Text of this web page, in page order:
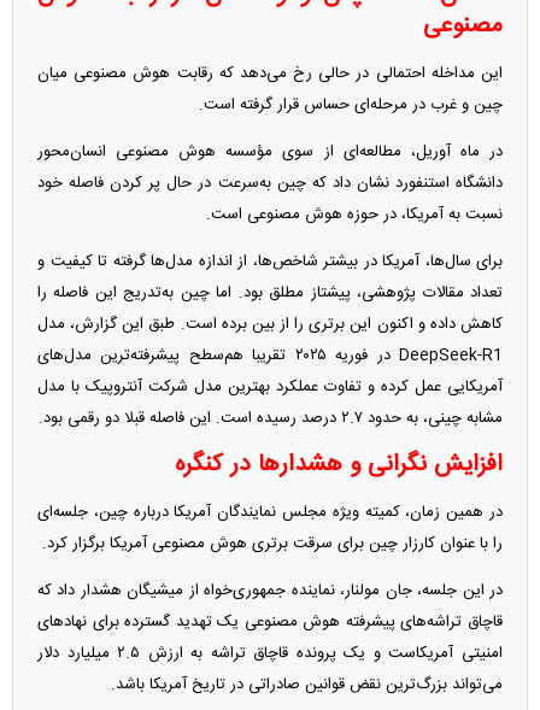
مصنوعی
این مداخله احتمالی در حالی رخ می‌دهد که رقابت هوش مصنوعی میان
چین و غرب در مرحله‌ای حساس قرار گرفته است.
در ماه آوریل، مطالعه‌ای از سوی مؤسسه هوش مصنوعی انسان‌محور
دانشگاه استنفورد نشان داد که چین به‌سرعت در حال پر کردن فاصله خود
نسبت به آمریکا، در حوزه هوش مصنوعی است.
برای سال‌ها، آمریکا در بیشتر شاخص‌ها، از اندازه مدل‌ها گرفته تا کیفیت و
تعداد مقالات پژوهشی، پیشتاز مطلق بود. اما چین به‌تدریج این فاصله را
کاهش داده و اکنون این برتری را از بین برده است. طبق این گزارش، مدل
DeepSeek-R1 در فوریه ۲۰۲۵ تقریبا هم‌سطح پیشرفته‌ترین مدل‌های
آمریکایی عمل کرده و تفاوت عملکرد بهترین مدل شرکت آنتروپیک با مدل
مشابه چینی، به حدود ۲.۷ درصد رسیده است. این فاصله قبلا دو رقمی بود.
افزایش نگرانی و هشدارها در کنگره
در همین زمان، کمیته ویژه مجلس نمایندگان آمریکا درباره چین، جلسه‌ای
را با عنوان کارزار چین برای سرقت برتری هوش مصنوعی آمریکا برگزار کرد.
در این جلسه، جان مولنار، نماینده جمهوری‌خواه از میشیگان هشدار داد که
قاچاق تراشه‌های پیشرفته هوش مصنوعی یک تهدید گسترده برای نهادهای
امنیتی آمریکاست و یک پرونده قاچاق تراشه به ارزش ۲.۵ میلیارد دلار
می‌تواند بزرگ‌ترین نقض قوانین صادراتی در تاریخ آمریکا باشد.